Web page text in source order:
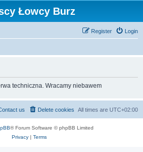
Łowcy Burz
Login
Register
techniczna. Wracamy niebawem
All times are UTC+02:00
Delete cookies
us
® Forum Software © phpBB Limited
Privacy| Terms